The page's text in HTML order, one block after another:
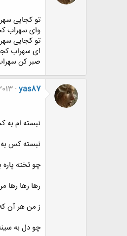
تو کجایی
وای سهراب
تو کجایی
ای سهراب
صبر کن
yas87
نبسته ام
نبسته کس
چو تخته پاره
رها رها رها
ز من هر آن
چو دل به